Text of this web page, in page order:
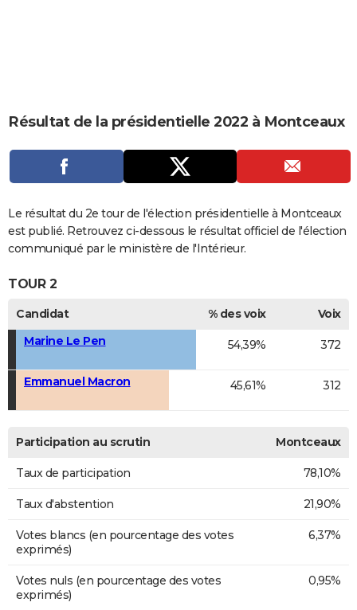
CARTE DE VOEUX
DICTIONNAIRE
Dictionnaire
Biographies
Expressions
Proverbes
PROGRAMME TV
COPAINS D'AVANT
S'inscrire
Se connecter
Lycées
Collèges
Primaires
Universités
Entreprises
Service militaire
Avis de recherche
AVIS DE DÉCÈS
FORUM
Bricolage
Culture
Television
Voyage
Résultat de la présidentielle 2022 à Montceaux
Le résultat du 2e tour de l'élection présidentielle à Montceaux
est publié. Retrouvez ci-dessous le résultat officiel de l'élection
communiqué par le ministère de l'Intérieur.
TOUR 2
Candidat % des voix
Voix
Marine Le Pen
54,39% 372
Emmanuel Macron 45,61% 312
Participation au scrutin Montceaux
Taux de participation 78,10%
Taux d'abstention 21,90%
Votes blancs (en pourcentage des votes
exprimés)
6,37%
Votes nuls (en pourcentage des votes
exprimés)
0,95%